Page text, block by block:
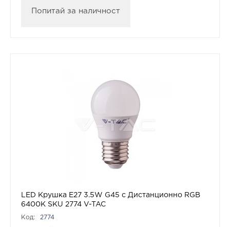
Попитай за наличност
LED Крушка Е27 3.5W G45 с Дистанционно RGB
6400K SKU 2774 V-TAC
Код: 2774